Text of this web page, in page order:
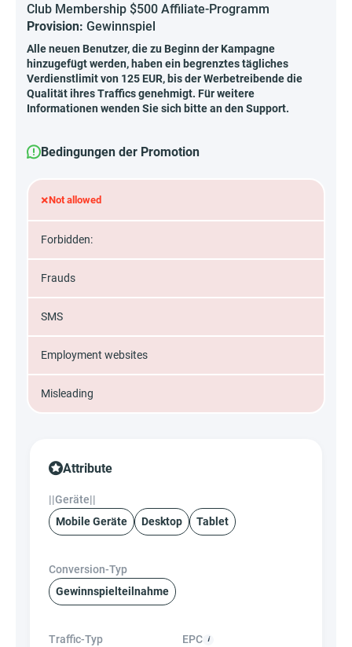
Club Membership $500 Affiliate-Programm
Provision: Gewinnspiel
Alle neuen Benutzer, die zu Beginn der Kampagne
hinzugefügt werden, haben ein begrenztes tägliches
Verdienstlimit von 125 EUR, bis der Werbetreibende die
Qualität ihres Traffics genehmigt. Für weitere
Informationen wenden Sie sich bitte an den Support.
Bedingungen der Promotion
×Not allowed
Forbidden:
Frauds
SMS
Employment websites
Misleading
Attribute
||Geräte||
Mobile Geräte
Desktop Tablet
Conversion-Typ
Gewinnspielteilnahme
Traffic-Typ
EPC